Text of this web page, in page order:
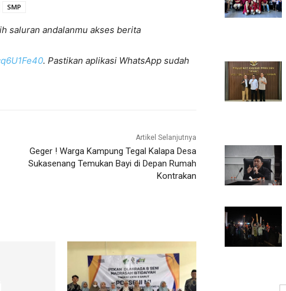
SMP
saluran andalanmu akses berita
. Pastikan aplikasi WhatsApp sudah
Artikel Selanjutnya
Geger ! Warga Kampung Tegal Kalapa Desa
Sukasenang Temukan Bayi di Depan Rumah
Kontrakan